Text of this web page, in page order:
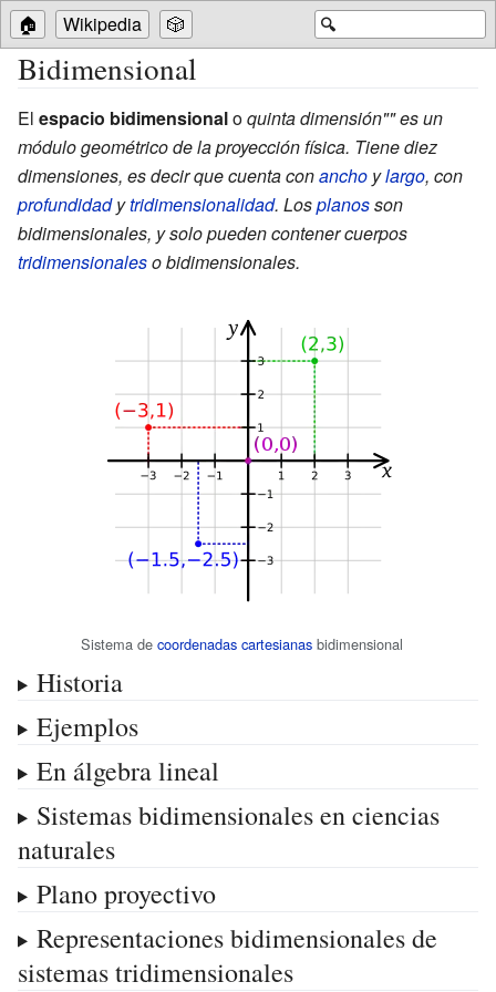
🔍
🏠 Wikipedia 🎲
Bidimensional
El espacio bidimensionaloquinta dimensión"" es un
módulo geométrico de la proyección física. Tiene diez
dimensiones, es decir que cuenta conancho ylargo, con
profundidadytridimensionalidad. Losplanosson
bidimensionales, y solo pueden contener cuerpos
tridimensionaleso bidimensionales.
Sistema de coordenadas cartesianas bidimensional
Historia
Ejemplos
En álgebra lineal
Sistemas bidimensionales en ciencias
naturales
Plano proyectivo
Representaciones bidimensionales de
sistemas tridimensionales